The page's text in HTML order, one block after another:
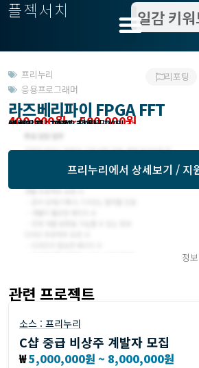
플젝서치
프리누리
응용프로그래머
리포팅
라즈베리파이 FPGA FFT
400,000원 ~ 500,000원
작업방식 : 재택
모집기한 : 프리누리에서 확인
예상기간 : 10 일
등록일자 : 2020년 05월 20일
관련위치 : 충북 청원군
프리누리에서 상세보기 / 지
정
관련 프로젝트
소스 : 프리누리
C샵 중급 비상주 계발자 모집
₩5,000,000원 ~ 8,000,000원